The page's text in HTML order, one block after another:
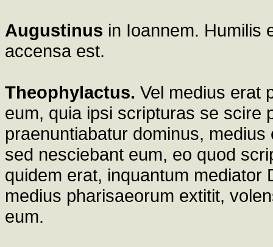
Augustinus in Ioannem. Humilis
accensa est.
Theophylactus. Vel medius erat
eum, quia ipsi scripturas se scire
praenuntiabatur dominus,
sed nesciebant eum, eo quod
quidem erat, inquantum
medius pharisaeorum extitit,
eum.